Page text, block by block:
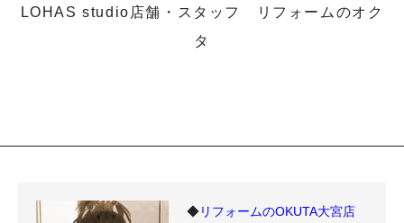
LOHAS studio店舗・スタッフ リフォームのオク
タ
◆リフォームのOKUTA大宮店